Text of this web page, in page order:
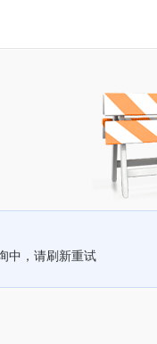
中，请刷新重试